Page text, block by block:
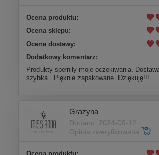
Ocena produktu:
Ocena sklepu:
Ocena dostawy:
Dodatkowy komentarz:
Produkty spełniły moje oczekiwania.
szybka . Pięknie zapakowane. Dziękuję!!!
Grażyna
Dodano: 2024-09-12
Opinia zweryfikowana